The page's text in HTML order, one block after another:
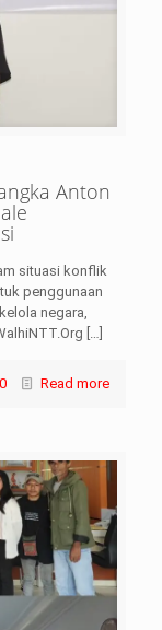
Anton
situasi konflik
penggunaan
negara,
0 Read more